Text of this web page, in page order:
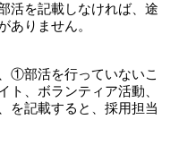
活を記載しなければ、途
ありません。
①部活を行っていないこ
、ボランティア活動、
を記載すると、採用担当